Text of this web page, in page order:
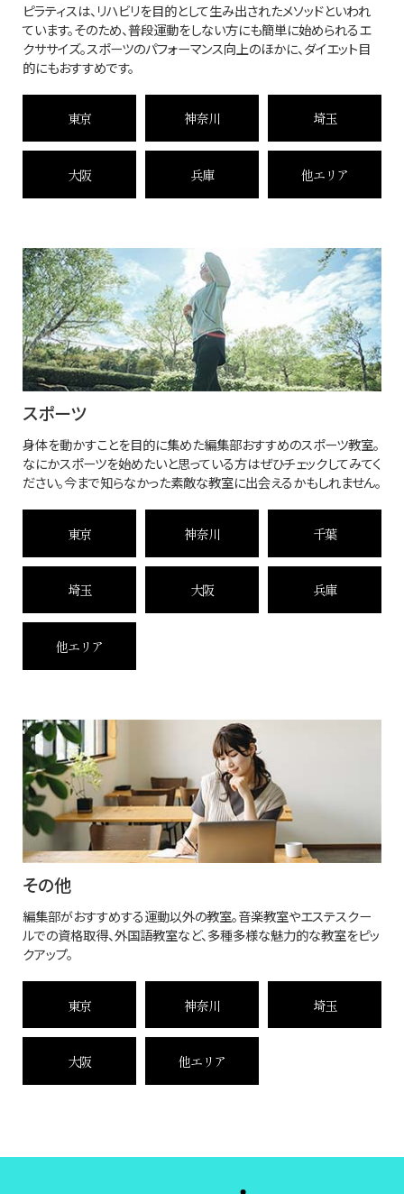
ピラティスは、リハビリを目的として生み出されたメソッドといわれ
ています。そのため、普段運動をしない方にも簡単に始められるエ
クササイズ。スポーツのパフォーマンス向上のほかに、ダイエット目
的にもおすすめです。
東京 神奈川 埼玉
大阪 兵庫 他エリア
スポーツ
身体を動かすことを目的に集めた編集部おすすめのスポーツ教室。
なにかスポーツを始めたいと思っている方はぜひチェックしてみてく
ださい。今まで知らなかった素敵な教室に出会えるかもしれません。
東京 神奈川 千葉
埼玉 大阪 兵庫
他エリア
その他
編集部がおすすめする運動以外の教室。音楽教室やエステスクー
ルでの資格取得、外国語教室など、多種多様な魅力的な教室をピッ
クアップ。
東京 神奈川 埼玉
大阪 他エリア